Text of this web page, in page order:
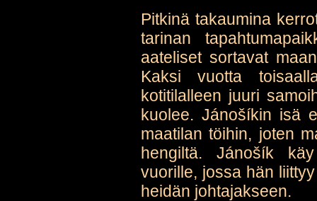
Pitkinä takaumina
tarinan
aateliset sortavat
Kaksi vuotta
kotitilalleen juuri
kuolee. Jánošíkin isä
maatilan töihin, joten
hengiltä. Jánošík
vuorille, jossa hän
heidän johtajakseen.